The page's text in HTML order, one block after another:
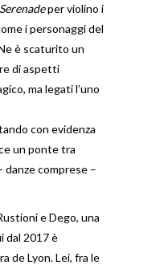
Serenadeper violino i
i personaggi del
è scaturito un
di aspetti
ma legati l’uno
con evidenza
un ponte tra
danze comprese –
e Dego, una
dal 2017 è
de Lyon. Lei, fra le